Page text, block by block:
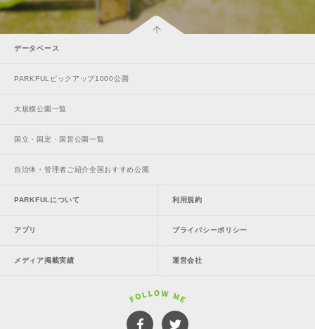
データベース
PARKFULピックアップ1000公園
大規模公園一覧
国立・国定・国営公園一覧
自治体・管理者ご紹介全国おすすめ公園
PARKFULについて
アプリ
メディア掲載実績
利用規約
プライバシーポリシー
運営会社